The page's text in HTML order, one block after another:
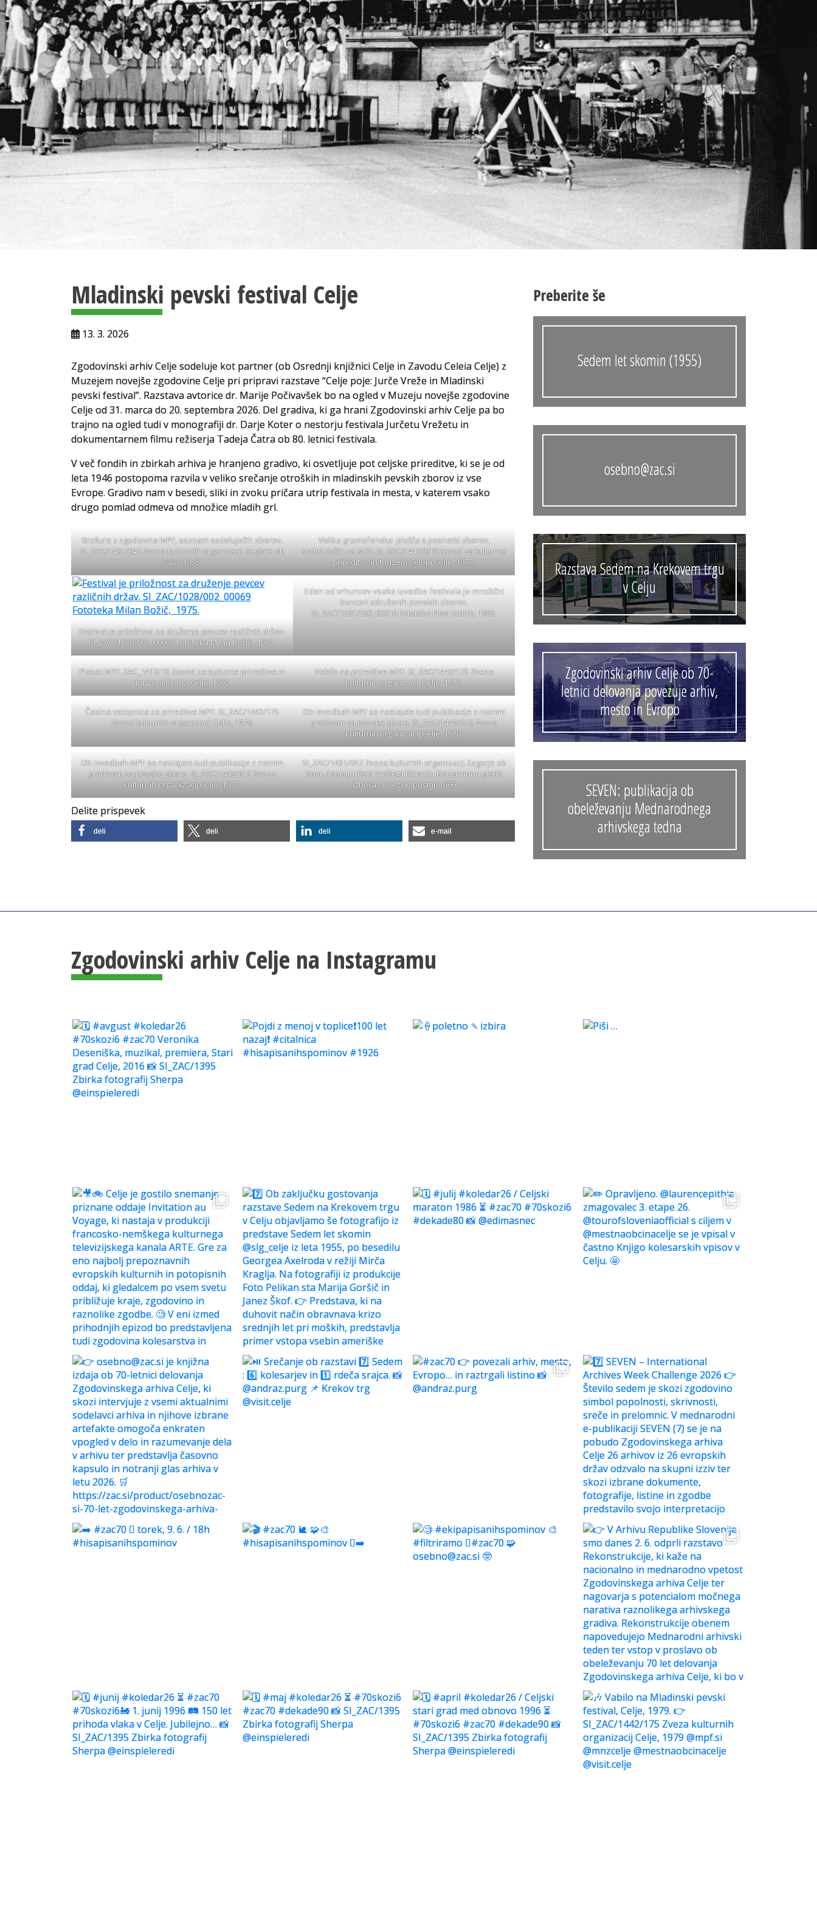
Vloga za čitalnico
Vodnik po fondih in zbirkah
VAČ – VIRTUALNA ARHIVSKA ČITALNICA
Za ustvarjalce
Strokovna usposabljanja za uslužbence
Gradivo
Register ustvarjalcev
Arhivske škatle
Slovenski elektronski arhiv
Publikacije
Mladinski pevski festival Celje
13. 3. 2026
Zgodovinski arhiv Celje sodeluje kot partner (ob Osrednji knjižnici Celje in Zavodu Celeia Celje) z
Muzejem novejše zgodovine Celje pri pripravi razstave “Celje poje: Jurče Vreže in Mladinski
pevski festival”. Razstava avtorice dr. Marije Počivavšek bo na ogled v Muzeju novejše zgodovine
Celje od 31. marca do 20. septembra 2026. Del gradiva, ki ga hrani Zgodovinski arhiv Celje pa bo
trajno na ogled tudi v monografiji dr. Darje Koter o nestorju festivala Jurčetu Vrežetu in
dokumentarnem filmu režiserja Tadeja Čatra ob 80. letnici festivala.
V več fondih in zbirkah arhiva je hranjeno gradivo, ki osvetljuje pot celjske prireditve, ki se je od
leta 1946 postopoma razvila v veliko srečanje otroških in mladinskih pevskih zborov iz vse
Evrope. Gradivo nam v besedi, sliki in zvoku pričara utrip festivala in mesta, v katerem vsako
drugo pomlad odmeva od množice mladih grl.
Brošura z zgodovina MPF, seznam sodelujočih zborov.
SI_ZAC/1431/047 Zveza kulturnih organizacij Zagorje ob
Savi, 1958.
Velika gramofonska plošča s posnetki zborov,
sodelujočih na MPF. SI_ZAC/1412/018 Zavod za kulturne
prireditve in turizem Celeia Celje, 1977.
Festival je priložnost za druženje pevcev različnih držav.
SI_ZAC/1028/002_00069 Fototeka Milan Božič, 1975.
Eden od vrhuncev vsake izvedbe festivala je množični
koncert združenih pevskih zborov.
SI_ZAC/1581/260_00016 Fototeka Novi tednik, 1982.
Plakat MPF. ZAC_1412/15 Zavod za kulturne prireditve in
turizem Celeia Celje, 1992
Vabilo na prireditve MPF. SI_ZAC/1442/175 Zveza
kulturnih organizacij Celje, 1979.
Častna vstopnica za prireditve MPF. SI_ZAC/1442/175
Zveza kulturnih organizacij Celje, 1979.
Ob izvedbah MPF so nastajale tudi publikacije z notnim
gradivom za pevske zbore. SI_ZAC/1442/612 Zveza
kulturnih organizacij Celje, 1970.
Ob izvedbah MPF so nastajale tudi publikacije z notnim
gradivom za pevske zbore. SI_ZAC/1442/612 Zveza
kulturnih organizacij Celje, 1970.
SI_ZAC/1431/047 Zveza kulturnih organizacij Zagorje ob
Savi, dopis Jurčeta Vrežeta Rihardu Beuermanu glede
izbora obvezne pesmi, 1966
Delite prispevek
deli deli deli e-mail
Preberite še
Sedem let skomin (1955)
osebno@zac.si
Razstava Sedem na Krekovem trgu
v Celju
Zgodovinski arhiv Celje ob 70-
letnici delovanja povezuje arhiv,
mesto in Evropo
SEVEN: publikacija ob
obeleževanju Mednarodnega
arhivskega tedna
Zgodovinski arhiv Celje na Instagramu